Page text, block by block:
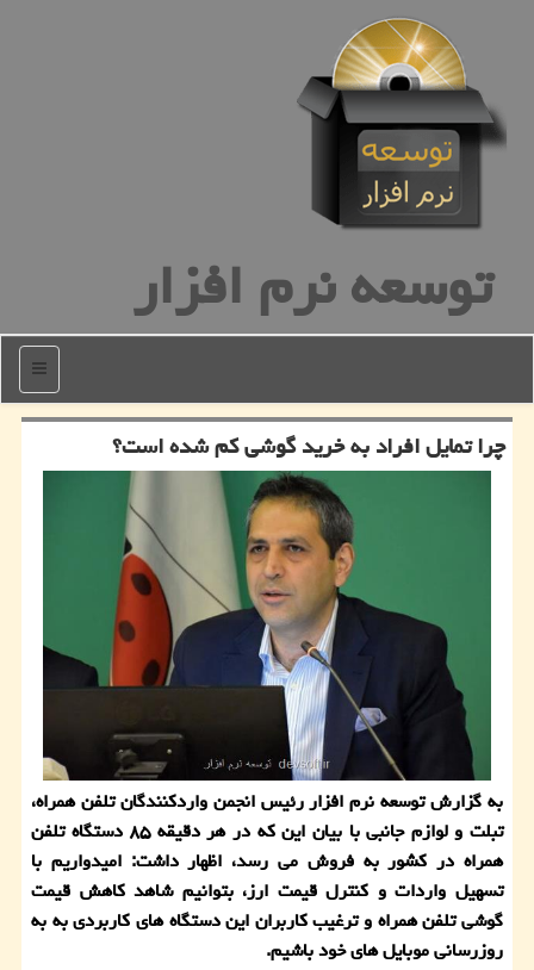
توسعه نرم افزار
منو
چرا تمایل افراد به خرید گوشی كم شده است؟
به گزارش توسعه نرم افزار رئیس انجمن واردكنندگان تلفن همراه،
تبلت و لوازم جانبی با بیان این كه در هر دقیقه ۸۵ دستگاه تلفن
همراه در كشور به فروش می رسد، اظهار داشت: امیدواریم با
تسهیل واردات و كنترل قیمت ارز، بتوانیم شاهد كاهش قیمت
گوشی تلفن همراه و ترغیب كاربران این دستگاه های كاربردی به به
روزرسانی موبایل های خود باشیم.